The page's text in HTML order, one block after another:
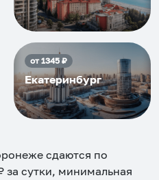
от1345₽
Екатеринбург
сдаются по
за сутки, минимальная